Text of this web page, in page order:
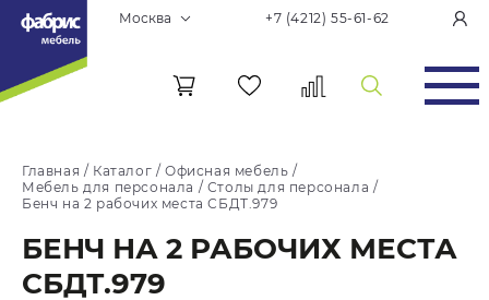
Москва +7 (4212) 55-61-62
Главная / Каталог /Офисная мебель /
Мебель для персонала / Столы для персонала /
Бенч на 2 рабочих места СБДТ.979
БЕНЧ НА 2 РАБОЧИХ МЕСТА
СБДТ.979